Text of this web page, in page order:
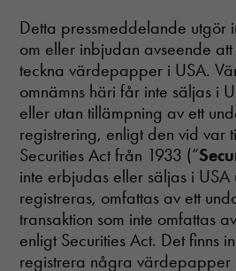
Detta pressmeddelande utgör
om eller inbjudan avseende
teckna värdepapper i USA.
omnämns häri får inte säljas i
eller utan tillämpning av ett
registrering, enligt den vid var
Securities Act från 1933 (”
inte erbjudas eller säljas i USA
registreras, omfattas av ett
transaktion som inte omfattas
enligt Securities Act. Det finns
registrera några värdepapper